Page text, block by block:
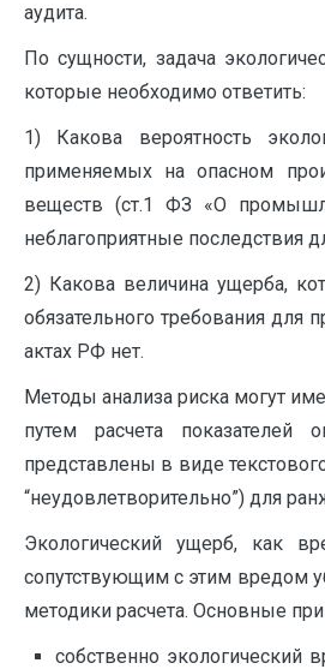
аудита.
По сущности, задача
которые необходимо ответить:
1) Какова вероятность
применяемых на опасном
веществ (ст.1 ФЗ «О
неблагоприятные последствия
2) Какова величина ущерба,
обязательного требования для
актах РФ нет.
Методы анализа риска могут
путем расчета показателей
представлены в виде
“неудовлетворительно”) для
Экологический ущерб, как
сопутствующим с этим вредом
методики расчета. Основные
собственно